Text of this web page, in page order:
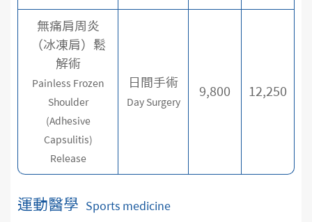
無痛肩周炎
（冰凍肩）鬆
解術
Painless Frozen
Shoulder
(Adhesive
Capsulitis)
Release
日間手術
Day Surgery
9,800 12,250
運動醫學 Sports medicine